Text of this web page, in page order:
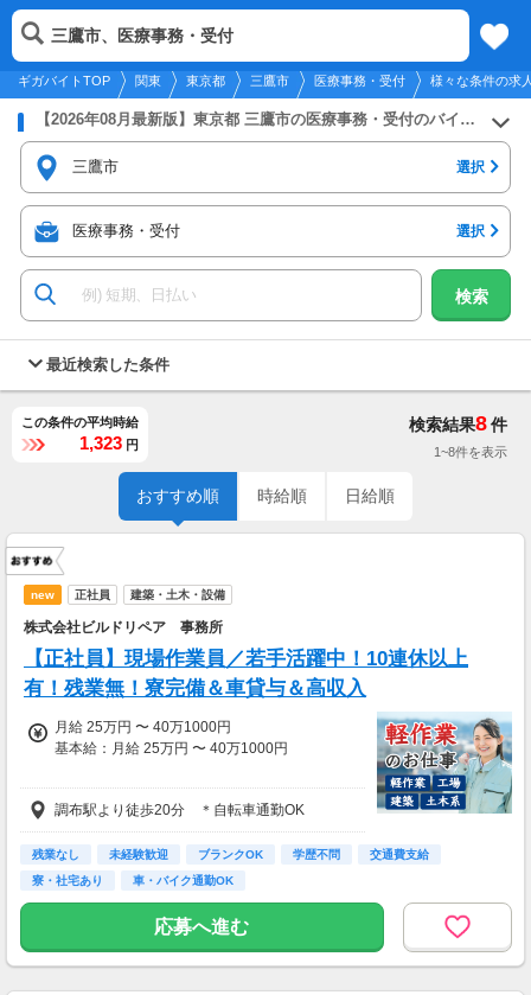
2026年8月8日更新
関東
メニュー
ギガバイトTOP 関東 東京都 三鷹市 医療事務・受付 様々な条件の求
三鷹市、医療事務・受付
【2026年08月最新版】東京都 三鷹市の医療事務・受付のバイト・アルバイト・パートの求人募集情報
三鷹市 選択
医療事務・受付 選択
検索
最近検索した条件
この条件の平均時給
1,323 円
検索結果8件
1~8件を表示
おすすめ順 時給順 日給順
new 正社員 建築・土木・設備
株式会社ビルドリペア 事務所
【正社員】現場作業員／若手活躍中！10連休以上
有！残業無！寮完備＆車貸与＆高収入
月給 25万円 〜 40万1000円
基本給：月給 25万円 〜 40万1000円
固定残業代：なし
【一律手当】
全員に一律で支払われる通勤・皆勤・家族手当
金額：なし
※別途皆勤手当を月21日以上無遅刻無欠勤で付
与
調布駅より徒歩20分 ＊自転車通勤OK
残業なし 未経験歓迎 ブランクOK 学歴不問
交通費支給
寮・社宅あり
車・バイク通勤OK
応募へ進む